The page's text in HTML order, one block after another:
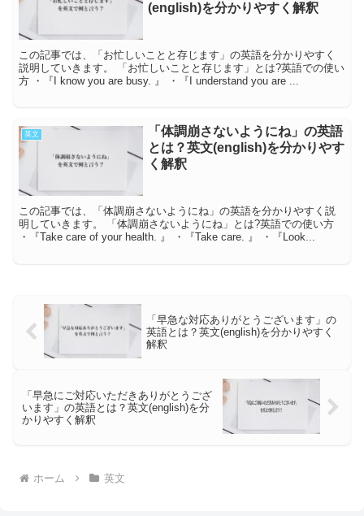
(english)を分かりやすく解釈
この記事では、「お忙しいことと存じます」の英語を分かりやすく
説明していきます。 「お忙しいことと存じます」とは?英語での使い
方 ・『I know you are busy. 』 ・『I understand you are ...
英文
「体調崩さないようにね」の英語
とは？英文(english)を分かりやす
く解釈
この記事では、「体調崩さないようにね」の英語を分かりやすく説
明していきます。 「体調崩さないようにね」とは?英語での使い方
・『Take care of your health. 』 ・『Take care. 』 ・『Look...
「早急な対応ありがとうございます」の
英語とは？英文(english)を分かりやすく
解釈
「早急にご対応いただきありがとうござ
います」の英語とは？英文(english)を分
かりやすく解釈
ホーム 英文